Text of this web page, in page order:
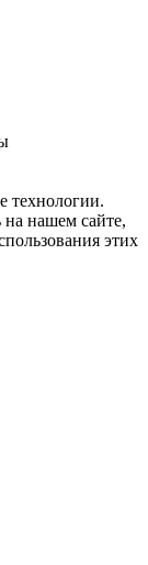
технологии.
на нашем сайте,
этих